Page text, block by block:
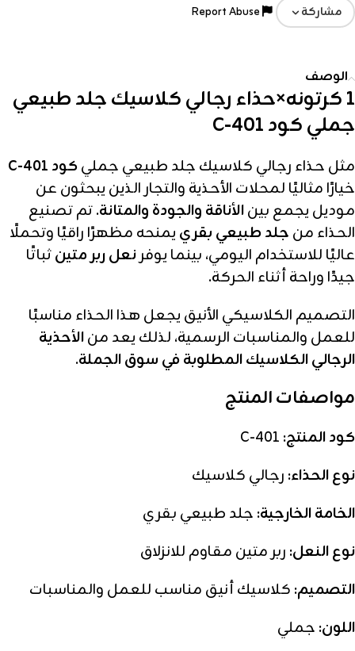
مشاركة
الوصف
1 كرتونه×حذاء رجالي كلاسيك جلد طبيعي
جملي كود C-401
مثل حذاء رجالي كلاسيك جلد طبيعي جمليكود C-401
خيارًا مثاليًا لمحلات الأحذية والتجار الذين يبحثون عن
موديل يجمع بينالأناقة والجودة والمتانة. تم تصنيع
الحذاء من جلد طبيعي بقري يمنحه مظهرًا راقيًا وتحملًا
عاليًا للاستخدام اليومي، بينما يوفرنعل ربر متينثباتًا
جيدًا وراحة أثناء الحركة.
التصميم الكلاسيكي الأنيق يجعل هذا الحذاء مناسبًا
للعمل والمناسبات الرسمية، لذلك يعد منالأحذية
الرجالي الكلاسيك المطلوبة في سوق الجملة.
مواصفات المنتج
كود المنتج:
نوع الحذاء: رجالي كلاسيك
الخامة الخارجية: جلد طبيعي بقري
نوع النعل: ربر متين مقاوم للانزلاق
التصميم: كلاسيك أنيق مناسب للعمل والمناسبات
اللون: جملي